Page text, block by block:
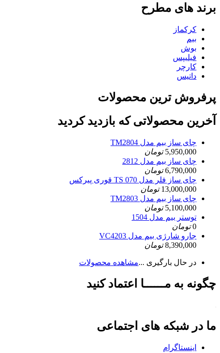
برند های مطرح
کرکماز
بیم
بوش
فیلیپس
کارچر
داتیس
پرفروش ترین محصولات
آخرین محصولاتی که بازدید کردید
چای ساز بیم مدل TM2804
5,950,000 تومان
چای ساز بیم مدل 2812
6,790,000 تومان
چای ساز فلر مدل TS 070 قوری پیرکس
13,000,000 تومان
چای ساز بیم مدل TM2803
5,100,000 تومان
توستر بیم مدل 1504
0 تومان
جارو شارژی بیم مدل VC4203
8,390,000 تومان
در حال بارگیری ...مشاهده محصولات
چگونه به مــــــا اعتماد کنید
ما در شبکه های اجتماعی
اینستاگرام